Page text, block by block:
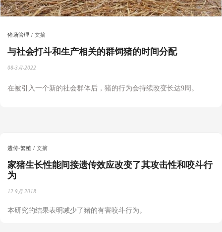
猪场管理 文摘
与社会打斗和生产相关的群饲猪的时间分配
08-3月-2022
在被引入一个新的社会群体后，猪的行为会持续改变长达9周。
遗传-繁殖 文摘
家猪生长性能间接遗传效应改变了其攻击性和咬斗行
为
12-9月-2018
本研究的结果表明减少了猪的有害咬斗行为。